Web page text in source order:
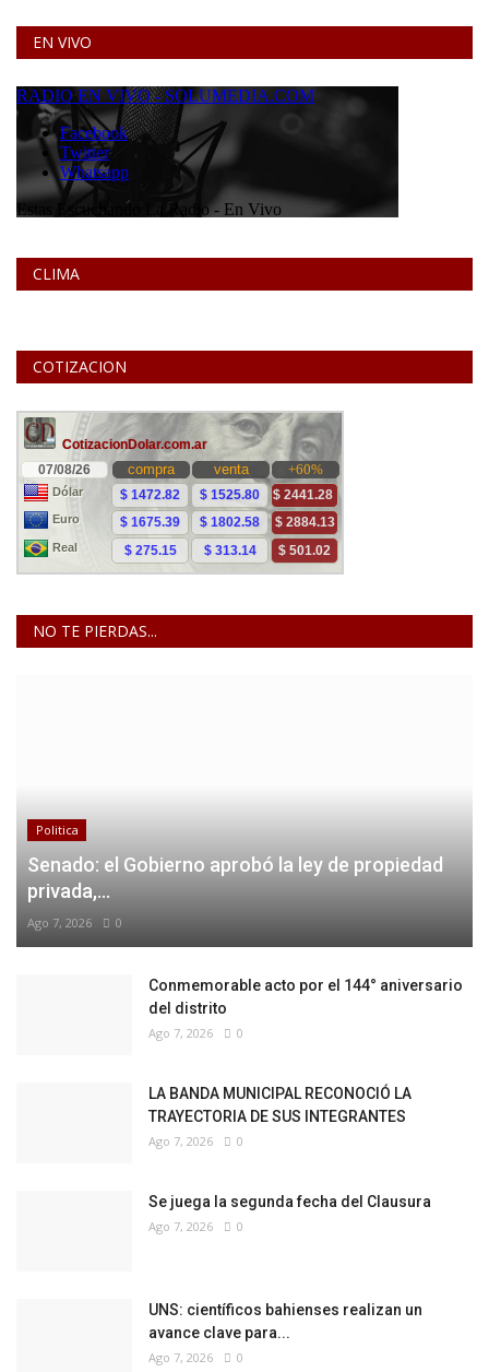
EN VIVO
CLIMA
COTIZACION
NO TE PIERDAS...
Politica
Senado: el Gobierno aprobó la ley de propiedad
privada,...
Ago 7, 2026 0
Conmemorable acto por el 144° aniversario
del distrito
Ago 7, 2026 0
LA BANDA MUNICIPAL RECONOCIÓ LA
TRAYECTORIA DE SUS INTEGRANTES
Ago 7, 2026 0
Se juega la segunda fecha del Clausura
Ago 7, 2026 0
UNS: científicos bahienses realizan un
avance clave para...
Ago 7, 2026 0